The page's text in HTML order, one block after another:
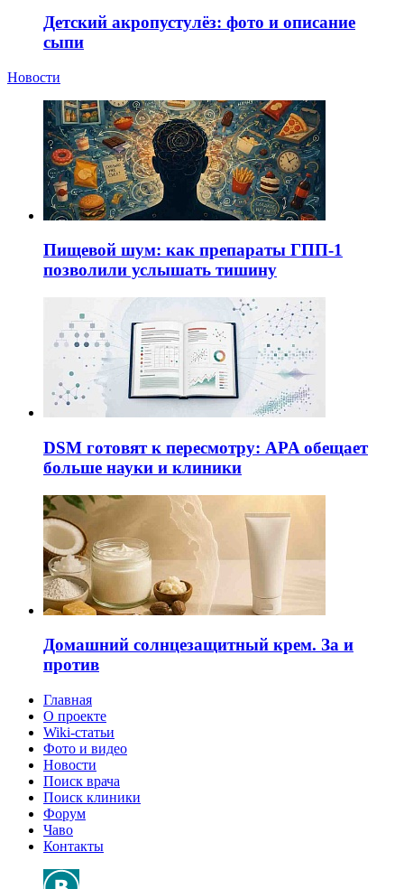
Детский акропустулёз: фото и описание
сыпи
Новости
Пищевой шум: как препараты ГПП-1
позволили услышать тишину
DSM готовят к пересмотру: APA обещает
больше науки и клиники
Домашний солнцезащитный крем. За и
против
Главная
О проекте
Wiki-статьи
Фото и видео
Новости
Поиск врача
Поиск клиники
Форум
Чаво
Контакты